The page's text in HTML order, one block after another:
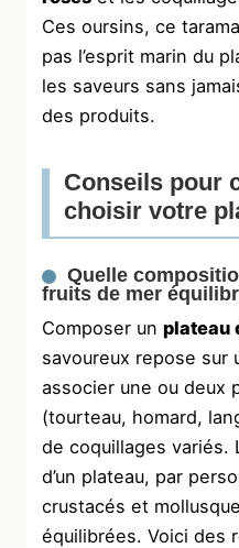
Ces oursins, ce
pas l’esprit marin du
les saveurs sans
des produits.
Conseils pour
choisir votre
Quelle
fruits de mer
Composer un plateau
savoureux repose sur
associer une ou deux
(tourteau, homard,
de coquillages variés.
d’un plateau, par
crustacés et
équilibrées. Voici des